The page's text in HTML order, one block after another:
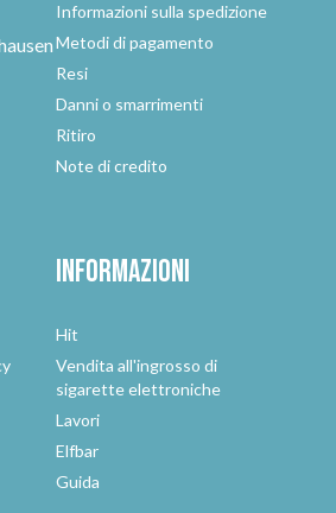
Informazioni sulla spedizione
Metodi di pagamento
Resi
Danni o smarrimenti
Ritiro
Note di credito
Informazioni
Hit
Vendita all'ingrosso di
sigarette elettroniche
Lavori
Elfbar
Guida